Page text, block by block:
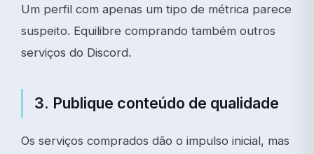
Um perfil com apenas um tipo de métrica parece
suspeito. Equilibre comprando também outros
serviços do Discord.
3. Publique conteúdo de qualidade
Os serviços comprados dão o impulso inicial, mas